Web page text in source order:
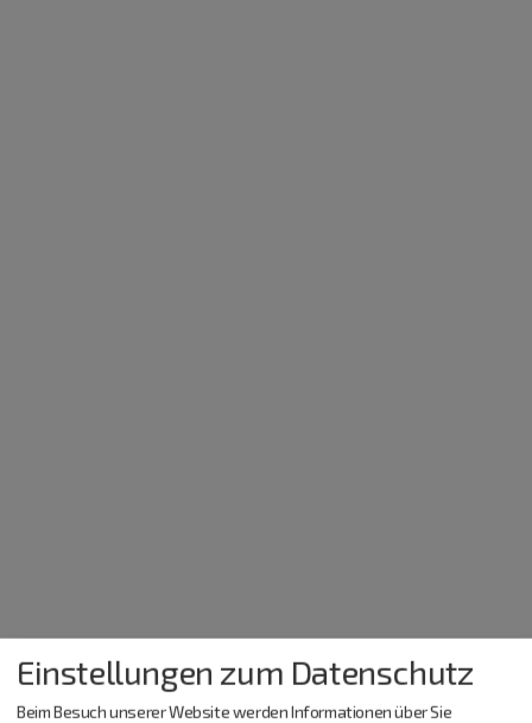
Einstellungen zum Datenschutz
Beim Besuch unserer Website werden Informationen über Sie